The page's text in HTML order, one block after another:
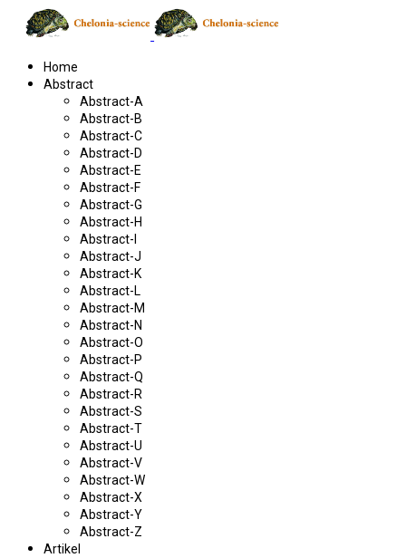
Home
Abstract
Abstract-A
Abstract-B
Abstract-C
Abstract-D
Abstract-E
Abstract-F
Abstract-G
Abstract-H
Abstract-I
Abstract-J
Abstract-K
Abstract-L
Abstract-M
Abstract-N
Abstract-O
Abstract-P
Abstract-Q
Abstract-R
Abstract-S
Abstract-T
Abstract-U
Abstract-V
Abstract-W
Abstract-X
Abstract-Y
Abstract-Z
Artikel